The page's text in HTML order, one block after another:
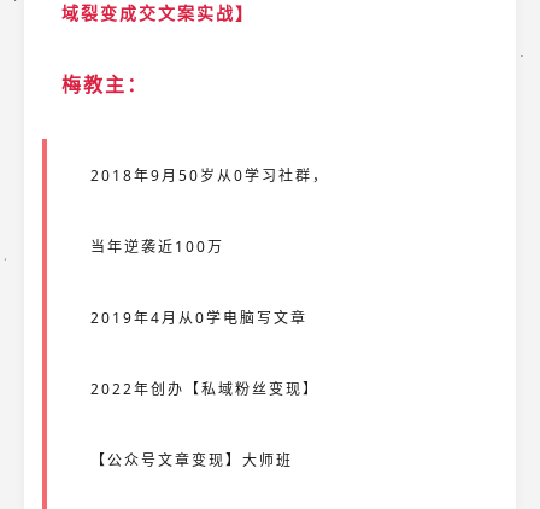
域裂变成交文案实战】
梅教主：
2018年9月50岁从0学习社群，
当年逆袭近100万
2019年4月从0学电脑写文章
2022年创办【私域粉丝变现】
【公众号文章变现】大师班